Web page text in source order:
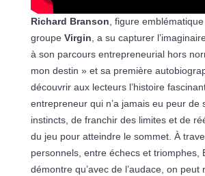
Richard Branson, figure
groupe Virgin, a su capturer
à son parcours entrepreneurial hors
mon destin » et sa première
découvrir aux lecteurs l’histoire
entrepreneur qui n’a jamais eu peur de
instincts, de franchir des limites et de
du jeu pour atteindre le sommet. À
personnels, entre échecs et triomphes,
démontre qu’avec de l’audace, on peut